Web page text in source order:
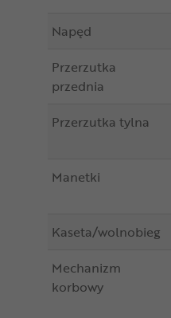
Napęd
Przerzutka
przednia
Przerzutka tylna
Manetki
Kaseta/wolnobieg
Mechanizm
korbowy